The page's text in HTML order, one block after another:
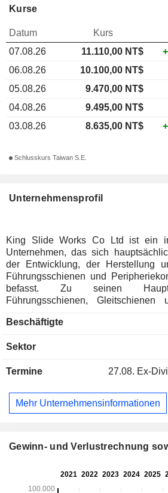
Unternehmensprofil
King Slide Works Co Ltd ist ein
Unternehmen, das sich
der Entwicklung, der Herstellung
Führungsschienen und
befasst. Zu seinen
Führungsschienen, Gleitschienen
allem in Servern, der
gefolgt von Küchenutensilien.
Werkzeugschränken,
Einsatz. Das Unternehmen
vorwiegend im In- und Ausland.
Beschäftigte
Sektor
Termine 27.08. Ex-
Mehr Unternehmensinformationen
Kurse
Datum Kurs
07.08.26
11.110,00 NT$
06.08.26
10.100,00 NT$
05.08.26
9.470,00 NT$
04.08.26
9.495,00 NT$
03.08.26
8.635,00 NT$
Schlusskurs Taiwan S.E.
Gewinn- und Verlustrechnung